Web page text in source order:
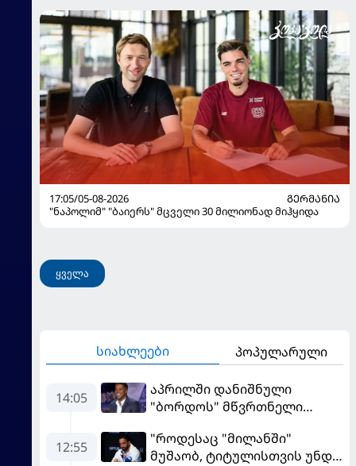
17:05/05-08-2026
ᲒᲔᲠᲛᲐᲜᲘᲐ
"ნაპოლიმ" "ბაიერს" მცველი 30 მილიონად მიჰყიდა
ყველა
სიახლეები პოპულარული
14:05
აპრილში დანიშნული
"ბორდოს" მწვრთნელი
12:55
"როდესაც "მილანში"
მუშაობ, ტიტულისთვის უნდა